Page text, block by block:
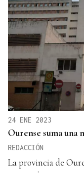
24 ENE 2023
Ourense suma una
REDACCIÓN
La provincia de